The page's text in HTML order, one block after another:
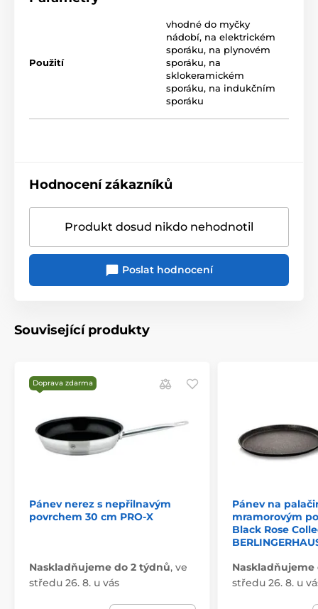
Použití
vhodné do myčky
nádobí, na elektrickém
sporáku, na plynovém
sporáku, na
sklokeramickém
sporáku, na indukčním
sporáku
Hodnocení zákazníků
Produkt dosud nikdo nehodnotil
Poslat hodnocení
Související produkty
Doprava zdarma
Pánev nerez s nepřilnavým
povrchem 30 cm PRO-X
Naskladňujeme do 2 týdnů, ve
středu 26. 8. u vás
Pánev na
mramorovým
Black Rose
Naskladňujeme
středu 26. 8. u